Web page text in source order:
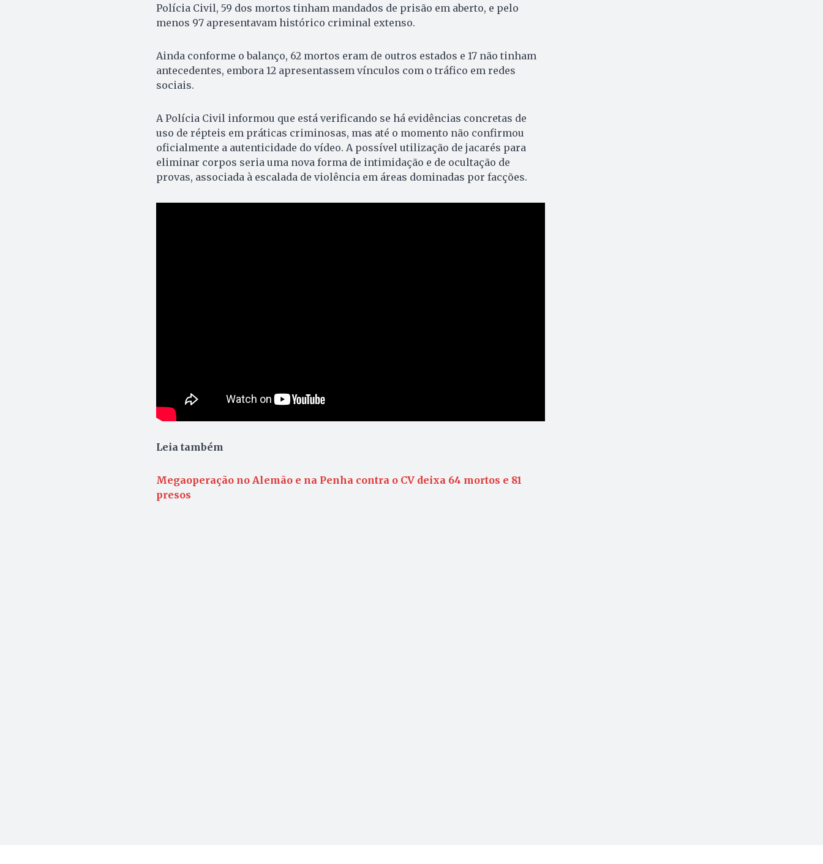
Polícia Civil, 59 dos mortos tinham mandados de prisão em aberto, e pelo
menos 97 apresentavam histórico criminal extenso.
Ainda conforme o balanço, 62 mortos eram de outros estados e 17 não tinham
antecedentes, embora 12 apresentassem vínculos com o tráfico em redes
sociais.
A Polícia Civil informou que está verificando se há evidências concretas de
uso de répteis em práticas criminosas, mas até o momento não confirmou
oficialmente a autenticidade do vídeo. A possível utilização de jacarés para
eliminar corpos seria uma nova forma de intimidação e de ocultação de
provas, associada à escalada de violência em áreas dominadas por facções.
Leia também
Megaoperação no Alemão e na Penha contra o CV deixa 64 mortos e 81
presos